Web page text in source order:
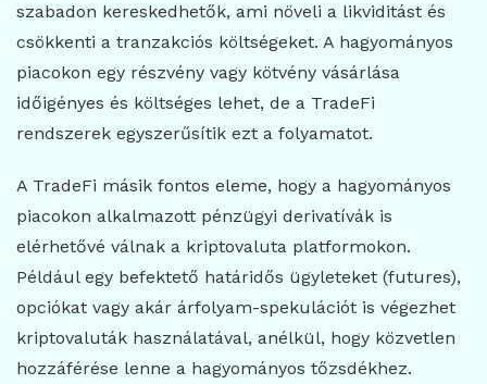
szabadon kereskedhetők, ami növeli a likviditást és
csökkenti a tranzakciós költségeket. A hagyományos
piacokon egy részvény vagy kötvény vásárlása
időigényes és költséges lehet, de a TradeFi
rendszerek egyszerűsítik ezt a folyamatot.
A TradeFi másik fontos eleme, hogy a hagyományos
piacokon alkalmazott pénzügyi derivatívák is
elérhetővé válnak a kriptovaluta platformokon.
Például egy befektető határidős ügyleteket (futures),
opciókat vagy akár árfolyam-spekulációt is végezhet
kriptovaluták használatával, anélkül, hogy közvetlen
hozzáférése lenne a hagyományos tőzsdékhez.